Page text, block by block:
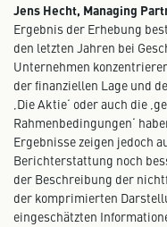
Jens Hecht, Managing
Ergebnis der Erhebung
den letzten Jahren bei
Unternehmen
der finanziellen Lage und
‚Die Aktie‘ oder auch die
Rahmenbedingungen‘
Ergebnisse zeigen jedoch
Berichterstattung noch
der Beschreibung der
der komprimierten
eingeschätzten